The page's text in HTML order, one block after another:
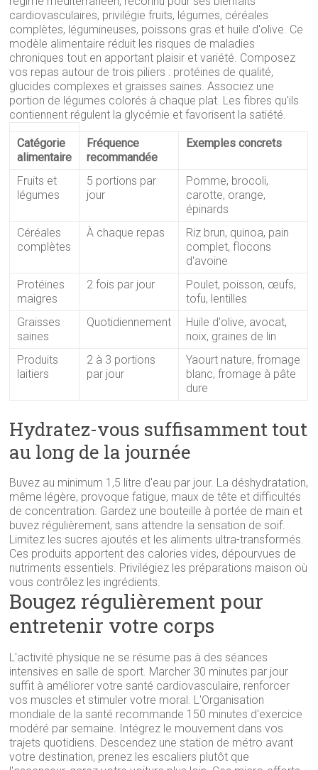
cardiovasculaires, privilégie fruits, légumes, céréales
complètes, légumineuses, poissons gras et huile d'olive. Ce
modèle alimentaire réduit les risques de maladies
chroniques tout en apportant plaisir et variété. Composez
vos repas autour de trois piliers : protéines de qualité,
glucides complexes et graisses saines. Associez une
portion de légumes colorés à chaque plat. Les fibres qu'ils
contiennent régulent la glycémie et favorisent la satiété.
Catégorie
alimentaire
Fréquence
recommandée
Exemples concrets
Fruits et
légumes
5 portions par
jour
Pomme, brocoli,
carotte, orange,
épinards
Céréales
complètes
À chaque repas
Riz brun, quinoa, pain
complet, flocons
d'avoine
Protéines
maigres
2 fois par jour
Poulet, poisson, œufs,
tofu, lentilles
Graisses
saines
Quotidiennement
Huile d'olive, avocat,
noix, graines de lin
Produits
laitiers
2 à 3 portions
par jour
Yaourt nature, fromage
blanc, fromage à pâte
dure
Hydratez-vous suffisamment tout
au long de la journée
Buvez au minimum 1,5 litre d'eau par jour. La déshydratation,
même légère, provoque fatigue, maux de tête et difficultés
de concentration. Gardez une bouteille à portée de main et
buvez régulièrement, sans attendre la sensation de soif.
Limitez les sucres ajoutés et les aliments ultra-transformés.
Ces produits apportent des calories vides, dépourvues de
nutriments essentiels. Privilégiez les préparations maison où
vous contrôlez les ingrédients.
Bougez régulièrement pour
entretenir votre corps
L'activité physique ne se résume pas à des séances
intensives en salle de sport. Marcher 30 minutes par jour
suffit à améliorer votre santé cardiovasculaire, renforcer
vos muscles et stimuler votre moral. L'Organisation
mondiale de la santé recommande 150 minutes d'exercice
modéré par semaine. Intégrez le mouvement dans vos
trajets quotidiens. Descendez une station de métro avant
votre destination, prenez les escaliers plutôt que